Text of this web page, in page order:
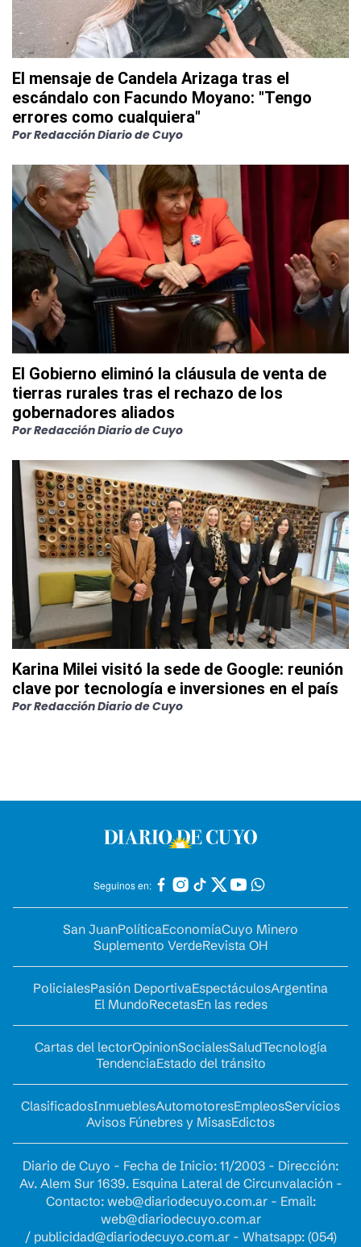
El mensaje de Candela Arizaga tras el
escándalo con Facundo Moyano: "Tengo
errores como cualquiera"
PorRedacción Diario de Cuyo
El Gobierno eliminó la cláusula de venta de
tierras rurales tras el rechazo de los
gobernadores aliados
PorRedacción Diario de Cuyo
Karina Milei visitó la sede de Google: reunión
clave por tecnología e inversiones en el país
PorRedacción Diario de Cuyo
Seguinos en:
San JuanPolíticaEconomíaCuyo Minero
Suplemento VerdeRevista OH
PolicialesPasión DeportivaEspectáculosArgentina
El MundoRecetasEn las redes
Cartas del lectorOpinionSocialesSaludTecnología
TendenciaEstado del tránsito
ClasificadosInmueblesAutomotoresEmpleosServicios
Avisos Fúnebres y MisasEdictos
Diario de Cuyo - Fecha de Inicio: 11/2003 - Dirección:
Av. Alem Sur 1639. Esquina Lateral de Circunvalación -
Contacto: web@diariodecuyo.com.ar- Email:
web@diariodecuyo.com.ar
/ publicidad@diariodecuyo.com.ar- Whatsapp: (054)